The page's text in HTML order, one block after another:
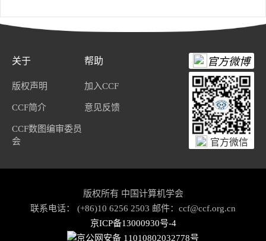
关于
版权声明
CCF简介
CCF数图编审委员
会
帮助
加入CCF
意见反馈
官方微博
官方微信
版权所有 中国计算机学会
联系电话： (+86)10 6256 2503 邮件：ccf@ccf.org.cn
京ICP备13000930号-4
京公网安备 11010802032778号